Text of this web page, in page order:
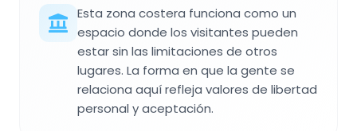
Esta zona costera funciona como un
espacio donde los visitantes pueden
estar sin las limitaciones de otros
lugares. La forma en que la gente se
relaciona aquí refleja valores de libertad
personal y aceptación.